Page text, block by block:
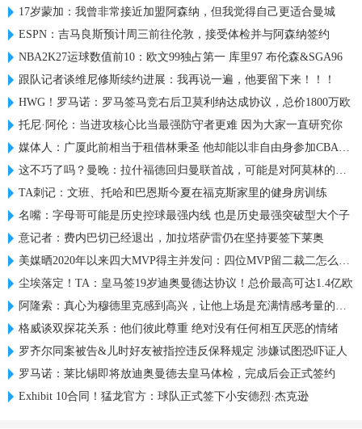
17岁蒙加：我曾非常接近加盟阿森纳，但我觉得自己更适合曼城
ESPN：吉马良斯预计周三前往伦敦，接受体检并与阿森纳签约
NBA2K27运球数值前10：欧文99独占第一 库里97 布伦森&SGA96
跟队记者谈维尼修斯续约进展：我再说一遍，他要留下来！！！
HWG！罗马诺：罗马签马竞右后卫莫利纳达成协议，总价1800万欧
托尼·阿伦：当进攻核心比当最强防守者更难 因为大家一直研究你
媒体人：广厦此前相当于租借林秉圣 他却能以非自由身参加CBA选秀
这不巧了吗？曼晚：拉什福德回归曼联首战，可能是对阿莫林的米兰
TA刺记：文班、托哈和巴恩斯今夏在福克斯家里的健身房训练
名嘴：字母哥可能是历史控球最强内线 也是历史最强突破型大个子
意记者：费内巴切已经退出，加拉塔萨雷仍在坚持要签下莱奥
美媒晒2020年以来四大MVP得主并发问：四位MVP留二裁二怎么选？
尘埃落定！TA：皇马签19岁迪奥曼德达协议！总价最高可达1.4亿欧
阿隆索：真心为穆德里克感到高兴，让他上场是充满情感考量的决定
格威谈双探花关系：他们彼此尊重 绝对没有任何相互厌恶的情绪
罗齐尔同案被告&儿时好友被指控违反保释规定 涉嫌试图恐吓证人
罗马诺：莱比锡即将放迪奥曼德去皇马体检，完成后会正式签约
Exhibit 10合同！猛龙官方：球队正式签下小安德烈·杰克逊